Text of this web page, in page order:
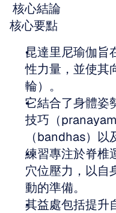
核心結論
核心要點
昆達里尼瑜伽旨
性力量，並使其
輪）。
它結合了身體姿
技巧（
（bandhas）以
練習專注於脊椎
穴位壓力，以自
動的準備。
其益處包括提升